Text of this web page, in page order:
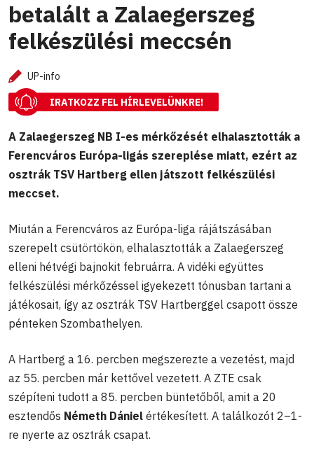
betalált a Zalaegerszeg
felkészülési meccsén
UP-info
IRATKOZZ FEL HÍRLEVELÜNKRE!
A Zalaegerszeg NB I-es mérkőzését elhalasztották a
Ferencváros Európa-ligás szereplése miatt, ezért az
osztrák TSV Hartberg ellen játszott felkészülési
meccset.
Miután a Ferencváros az Európa-liga rájátszásában
szerepelt csütörtökön, elhalasztották a Zalaegerszeg
elleni hétvégi bajnokit februárra. A vidéki együttes
felkészülési mérkőzéssel igyekezett tónusban tartani a
játékosait, így az osztrák TSV Hartberggel csapott össze
pénteken Szombathelyen.
A Hartberg a 16. percben megszerezte a vezetést, majd
az 55. percben már kettővel vezetett. A ZTE csak
szépíteni tudott a 85. percben büntetőből, amit a 20
esztendős Németh Dániel értékesített. A találkozót 2–1-
re nyerte az osztrák csapat.